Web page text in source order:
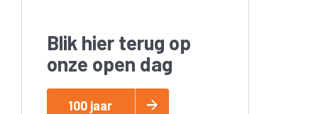
Blik hier terug op
onze open dag
100 jaar